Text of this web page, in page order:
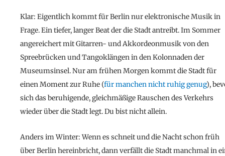
Klar: Eigentlich kommt für Berlin nur elektronische Musik in
Frage. Ein tiefer, langer Beat der die Stadt antreibt. Im Sommer
angereichert mit Gitarren- und Akkordeonmusik von den
Spreebrücken und Tangoklängen in den Kolonnaden der
Museumsinsel. Nur am frühen Morgen kommt die Stadt für
einen Moment zur Ruhe (für manchen nicht ruhig genug),
sich das beruhigende, gleichmäßige Rauschen des Verkehrs
wieder über die Stadt legt. Du bist nicht allein.
Anders im Winter: Wenn es schneit und die Nacht schon früh
über Berlin hereinbricht, dann verfällt die Stadt manchmal in